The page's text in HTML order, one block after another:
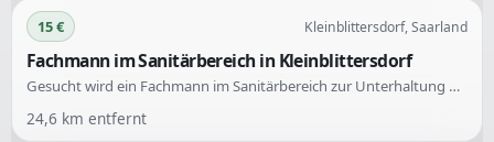
15 € Kleinblittersdorf, Saarland
Fachmann im Sanitärbereich in Kleinblittersdorf
Gesucht wird ein Fachmann im Sanitärbereich zur Unterhaltung und Dokumentation eines Rohrleitungssystems. Eine Kameraausstattung ist erwünscht.
24,6 km entfernt